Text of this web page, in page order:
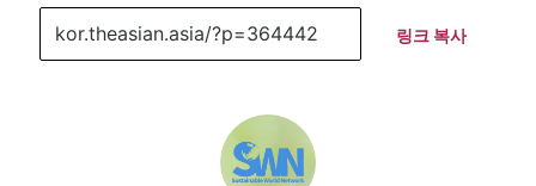
링크 복사